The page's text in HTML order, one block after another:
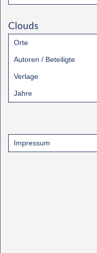
Clouds
Orte
Autoren / Beteiligte
Verlage
Jahre
Impressum